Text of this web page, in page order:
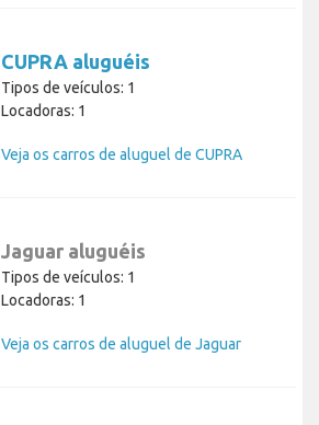
CUPRA aluguéis
Tipos de veículos: 1
Locadoras: 1
Veja os carros de aluguel de CUPRA
Jaguar aluguéis
Tipos de veículos: 1
Locadoras: 1
Veja os carros de aluguel de Jaguar